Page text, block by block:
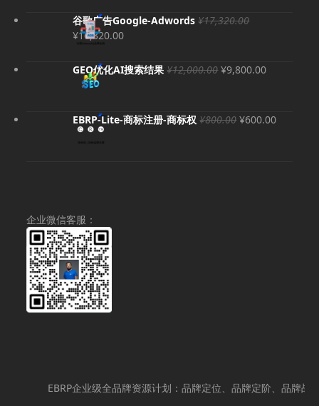
谷歌广告Google-Adwords ¥17,320.00
原
为：
¥17,320.00。
¥16,320.00当
价
格
GEO优化AI搜索结果 ¥12,000.00 原
¥12,000.00。
¥9,800.00当
格
EBRP-Lite-商标注册-商标权 ¥800.00 原
¥600.00当
企业微信客服：
EBRP企业级全品牌资源计划：品牌定位、品牌定阶、品牌